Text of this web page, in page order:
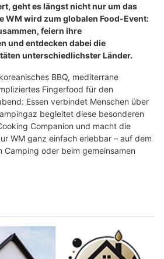
geht es längst nicht nur um das
WM wird zum globalen Food-Event:
feiern ihre
und entdecken dabei die
unterschiedlichster Länder.
BBQ, mediterrane
Fingerfood für den
Essen verbindet Menschen über
begleitet diese besonderen
Companion und macht die
WM ganz einfach erlebbar – auf dem
Camping oder beim gemeinsamen